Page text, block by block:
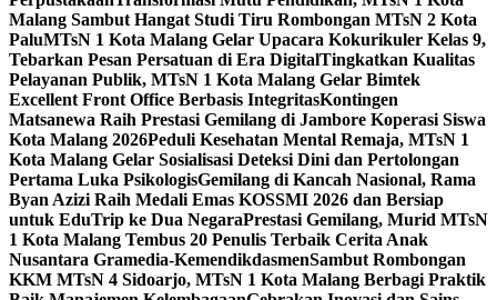
Malang Sambut Hangat Studi Tiru Rombongan MTsN 2 Kota
PaluMTsN 1 Kota Malang Gelar Upacara Kokurikuler Kelas 9,
Tebarkan Pesan Persatuan di Era DigitalTingkatkan Kualitas
Pelayanan Publik, MTsN 1 Kota Malang Gelar Bimtek
Excellent Front Office Berbasis IntegritasKontingen
Matsanewa Raih Prestasi Gemilang di Jambore Koperasi Siswa
Kota Malang 2026Peduli Kesehatan Mental Remaja, MTsN 1
Kota Malang Gelar Sosialisasi Deteksi Dini dan Pertolongan
Pertama Luka PsikologisGemilang di Kancah Nasional, Rama
Byan Azizi Raih Medali Emas KOSSMI 2026 dan Bersiap
untuk EduTrip ke Dua NegaraPrestasi Gemilang, Murid MTsN
1 Kota Malang Tembus 20 Penulis Terbaik Cerita Anak
Nusantara Gramedia-KemendikdasmenSambut Rombongan
KKM MTsN 4 Sidoarjo, MTsN 1 Kota Malang Berbagi Praktik